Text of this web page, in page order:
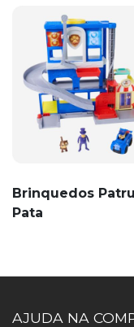
Brinquedos
Pata
AJUDA NA